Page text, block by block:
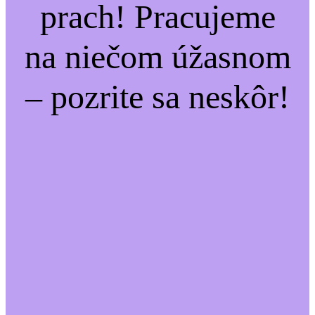
prach! Pracujeme
na niečom úžasnom
– pozrite sa neskôr!